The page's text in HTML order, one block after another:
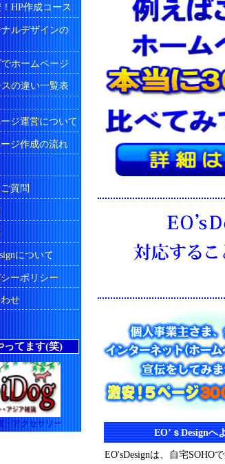
EO’ｓDesignへ
EO'sDesignは、自宅SOHO
HP作成コース
ルデザインの
ホームページ
の違い一覧表
ジ運営について
ジ作成の流れ
質問
について
ーポリシー
せ
ってます(笑)
・アクセサリー